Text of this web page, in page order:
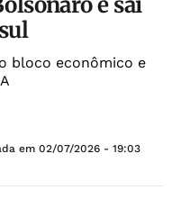
bloco econômico e
em 02/07/2026 - 19:03